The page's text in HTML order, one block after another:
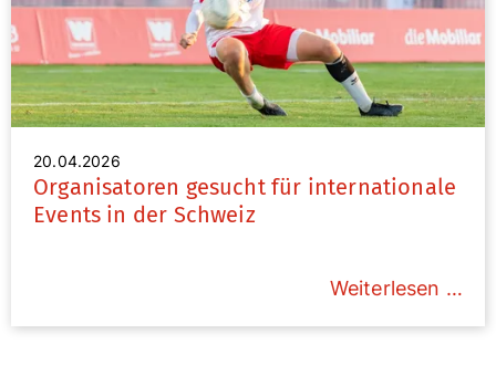
20.04.2026
Organisatoren gesucht für internationale
Events in der Schweiz
Weiterlesen …